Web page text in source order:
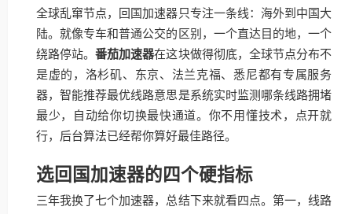
全球乱窜节点，回国加速器只专注一条线：海外到中国大
陆。就像专车和普通公交的区别，一个直达目的地，一个
绕路停站。番茄加速器在这块做得彻底，全球节点分布不
是虚的，洛杉矶、东京、法兰克福、悉尼都有专属服务
器，智能推荐最优线路意思是系统实时监测哪条线路拥堵
最少，自动给你切换最快通道。你不用懂技术，点开就
行，后台算法已经帮你算好最佳路径。
选回国加速器的四个硬指标
三年我换了七个加速器，总结下来就看四点。第一，线路